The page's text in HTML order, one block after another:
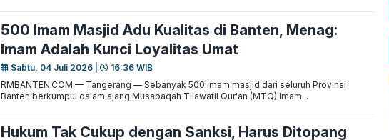
500 Imam Masjid Adu Kualitas di Banten, Menag:
Imam Adalah Kunci Loyalitas Umat
Sabtu, 04 Juli 2026 |
16:36 WIB
RMBANTEN.COM — Tangerang — Sebanyak 500 imam masjid dari seluruh Provinsi
Banten berkumpul dalam ajang Musabaqah Tilawatil Qur'an (MTQ) Imam...
Hukum Tak Cukup dengan Sanksi, Harus Ditopang